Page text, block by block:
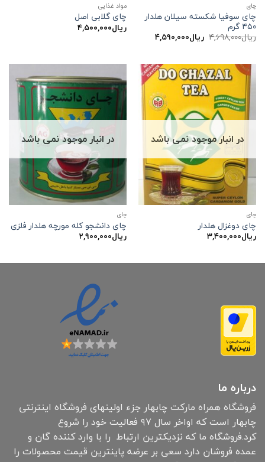
چاي
چای سوفیا شکسته سیلان هلدار
۴۵۰ گرم
ریال۴,۶۹۸,۰۰۰ قیمت
اصلی:
ریال۴,۵۹۰,۰۰۰قیمت
فعلی:
مواد غذایی
چای گلابی اصل
ریال۴,۵۰۰,۰۰۰
در انبار موجود نمی باشد
چاي
چای دوغزال هلدار
ریال۳,۴۰۰,۰۰۰
در انبار موجود نمی باشد
چاي
چای دانشجو کله مورچه هلدار فلزی
ریال۲,۹۰۰,۰۰۰
درباره ما
فروشگاه همراه مارکت چابهار جزء اولینهای فروشگاه اینترنتی
چابهار است که اواخر سال ۹۷ فعالیت خود را شروع
کرد.فروشگاه ما که نزدیکترین ارتباط را با وارد کننده گان و
عمده فروشان دارد سعی بر عرضه پاینترین قیمت محصولات را